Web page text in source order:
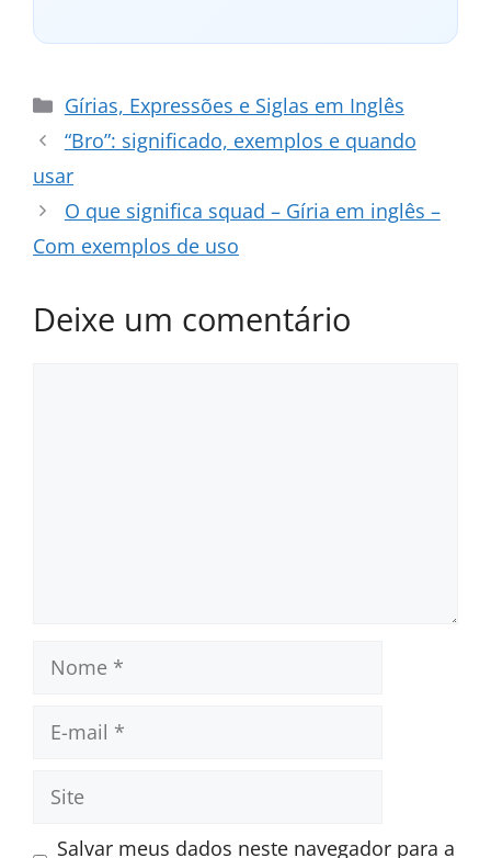
Categorias
Gírias, Expressões e Siglas em Inglês
“Bro”: significado, exemplos e quando
usar
O que significa squad – Gíria em inglês –
Com exemplos de uso
Deixe um comentário
mail
Site
Salvar meus dados neste navegador para a